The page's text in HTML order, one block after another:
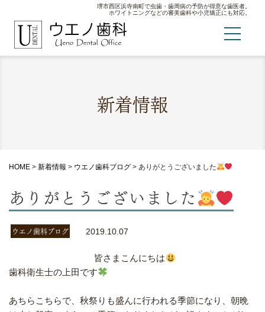
堺市西区浜寺南町で虫歯・歯周病の予防が得意な歯医者。
ホワイトニングなどの審美歯科や小児矯正にも対応。
新着情報
HOME > 新着情報 > ウエノ歯科ブログ > ありがとうございました
ありがとうございました
ウエノ歯科ブログ 2019.10.07
皆さまこんにちは
歯科衛生士の上田です
あちらこちらで、秋祭りも盛んに行われる季節になり、朝晩